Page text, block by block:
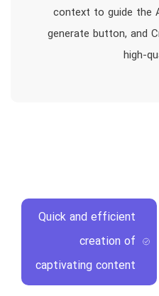
context to guide the
generate button, and
high-
Quick and efficient
creation of
captivating content